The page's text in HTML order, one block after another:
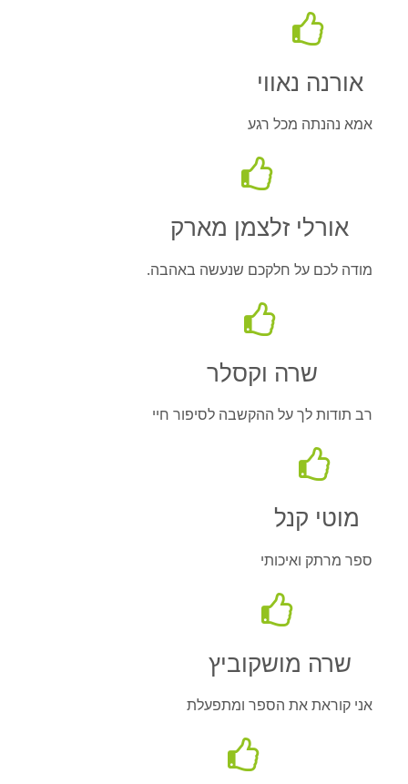
אורנה נאווי
אמא נהנתה מכל רגע
אורלי זלצמן מארק
מודה לכם על חלקכם שנעשה באהבה.
שרה וקסלר
רב תודות לך על ההקשבה לסיפור חיי
מוטי קנל
ספר מרתק ואיכותי
שרה מושקוביץ
אני קוראת את הספר ומתפעלת